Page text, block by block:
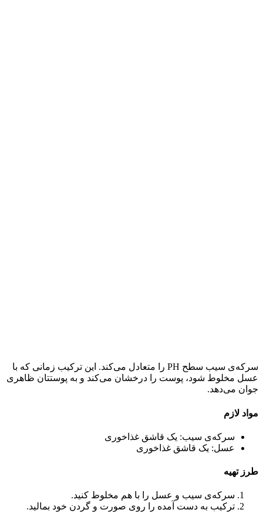
سرکه‌ی سیب سطح PH را متعادل می‌کند. این ترکیب زمانی که با
عسل مخلوط شود، پوست را درخشان می‌کند و به پوستتان ظاهری
جوان می‌دهد.
مواد لازم
سرکه‌ی سیب: یک قاشق غذاخوری
عسل: یک قاشق غذاخوری
طرز تهیه
سرکه‌ی سیب و عسل را با هم مخلوط کنید.
ترکیب به دست آمده را روی صورت و گردن خود بمالید.